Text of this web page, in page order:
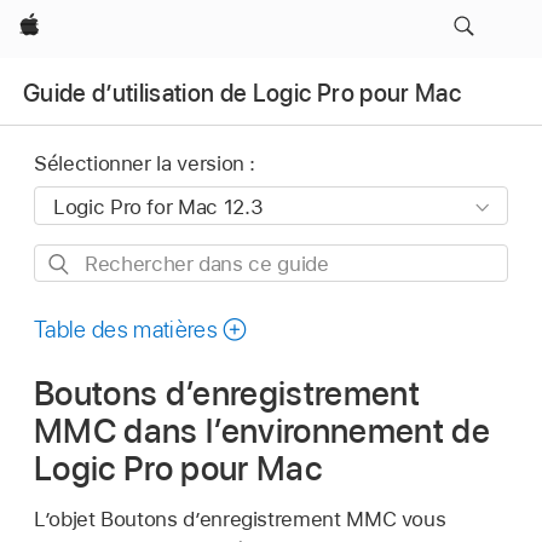
Apple
Guide d’utilisation de Logic Pro pour Mac
Sélectionner la version :
Rechercher
ce
Table des matières
Boutons d’enregistrement
MMC dans l’environnement de
Logic Pro pour Mac
L’objet Boutons d’enregistrement MMC vous